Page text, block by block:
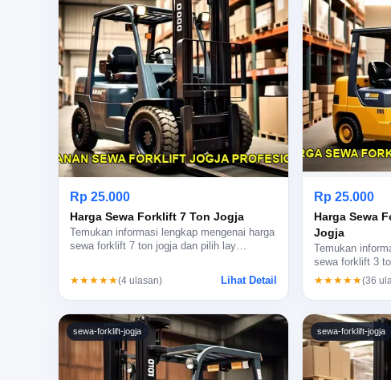
Rp 25.000
Harga Sewa Forklift 7 Ton Jogja
Temukan informasi lengkap mengenai harga
sewa forklift 7 ton jogja dan pilih lay…
★★★★★(4 ulasan) Lihat Detail
Rp 25.000
Harga Sewa
Jogja
Temukan
sewa forklift 3
★★★★★(36
sewa-forklift-jogja sewa-forklift-jogja